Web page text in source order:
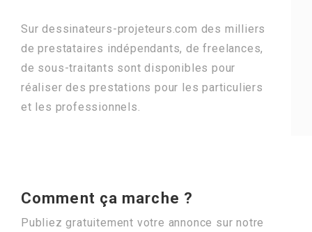
Sur dessinateurs-projeteurs.com des milliers
de prestataires indépendants, de freelances,
de sous-traitants sont disponibles pour
réaliser des prestations pour les particuliers
et les professionnels.
Comment ça marche ?
Publiez gratuitement votre annonce sur notre